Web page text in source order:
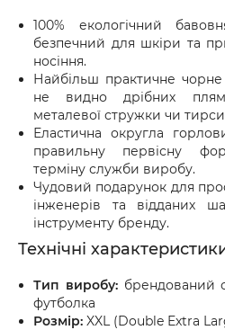
100% екологічний
безпечний для шкіри та
носіння.
Найбільш практичне
не видно дрібних
металевої стружки чи
Еластична округла
правильну первісну
терміну служби виробу.
Чудовий подарунок для
інженерів та відданих
інструменту бренду.
Технічні
Тип виробу:брендований
футболка
Розмір: XXL (Double Extra